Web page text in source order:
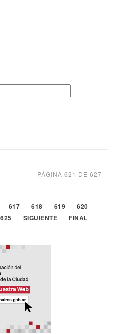
PÁGINA 621 DE 627
617 618 619
620
625 SIGUIENTE FINAL